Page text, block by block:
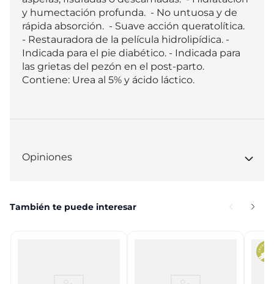
y humectación profunda.  - No untuosa y de
rápida absorción.  - Suave acción queratolítica.
- Restauradora de la película hidrolipídica. -
Indicada para el pie diabético. - Indicada para
las grietas del pezón en el post-parto.
Contiene: Urea al 5% y ácido láctico.
Opiniones
También te puede interesar